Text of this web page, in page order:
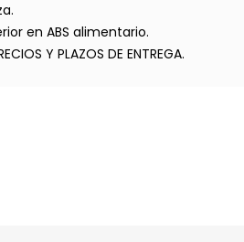
en ABS alimentario.
Y PLAZOS DE ENTREGA.